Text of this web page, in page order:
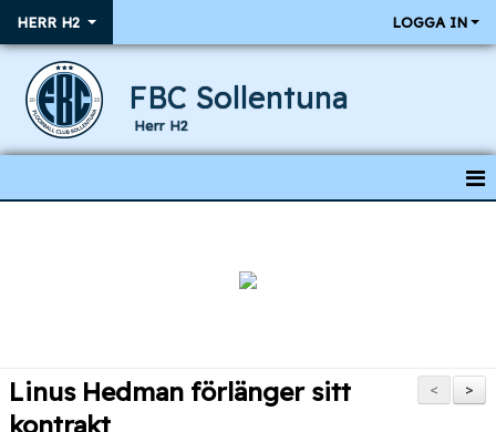
HERR H2 LOGGA IN
FBC Sollentuna
Herr H2
TRUPPEN
>
<
Linus Hedman förlänger sitt
kontrakt